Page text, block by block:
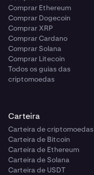
Comprar Ethereum
Comprar Dogecoin
Comprar XRP
Comprar Cardano
Comprar Solana
Comprar Litecoin
Todos os guias das
criptomoedas
Carteira
Carteira de criptomoedas
Carteira de Bitcoin
Carteira de Ethereum
Carteira de Solana
Carteira de USDT